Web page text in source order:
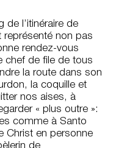
de l’itinéraire de
non pas
rendez-vous
chef de file de tous
la route dans son
la coquille et
nos aises, à
« plus outre »:
comme à Santo
Christ en personne
de